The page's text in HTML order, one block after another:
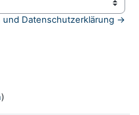
Datenschutzerklärung →
)